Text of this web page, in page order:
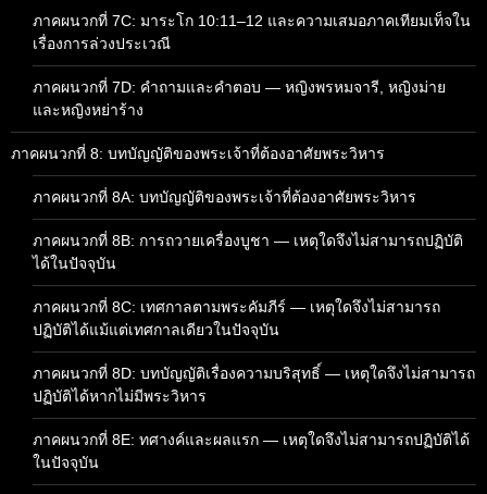
ภาคผนวกที่ 7C: มาระโก 10:11–12 และความเสมอภาคเทียมเท็จใน
เรื่องการล่วงประเวณี
ภาคผนวกที่ 7D: คำถามและคำตอบ — หญิงพรหมจารี, หญิงม่าย
และหญิงหย่าร้าง
ภาคผนวกที่ 8: บทบัญญัติของพระเจ้าที่ต้องอาศัยพระวิหาร
ภาคผนวกที่ 8A: บทบัญญัติของพระเจ้าที่ต้องอาศัยพระวิหาร
ภาคผนวกที่ 8B: การถวายเครื่องบูชา — เหตุใดจึงไม่สามารถปฏิบัติ
ได้ในปัจจุบัน
ภาคผนวกที่ 8C: เทศกาลตามพระคัมภีร์ — เหตุใดจึงไม่สามารถ
ปฏิบัติได้แม้แต่เทศกาลเดียวในปัจจุบัน
ภาคผนวกที่ 8D: บทบัญญัติเรื่องความบริสุทธิ์ — เหตุใดจึงไม่สามารถ
ปฏิบัติได้หากไม่มีพระวิหาร
ภาคผนวกที่ 8E: ทศางค์และผลแรก — เหตุใดจึงไม่สามารถปฏิบัติได้
ในปัจจุบัน